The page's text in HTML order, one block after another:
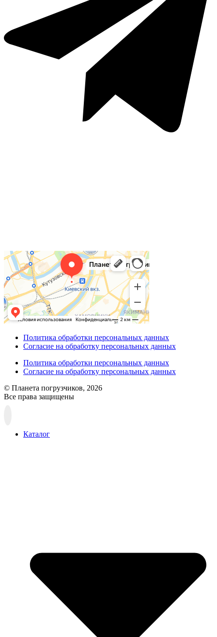
Политика обработки персональных данных
Согласие на обработку персональных данных
Политика обработки персональных данных
Согласие на обработку персональных данных
© Планета погрузчиков, 2026
Все права защищены
вверхКаталог